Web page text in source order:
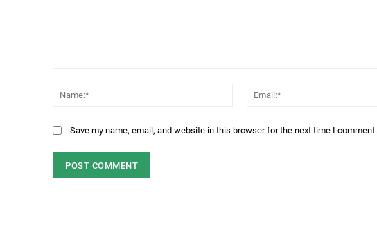
Name:*
Save my name, email, and website in this browser for the next time I comment.